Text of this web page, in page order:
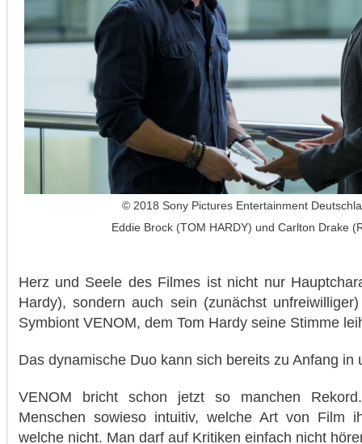
© 2018 Sony Pictures Entertainment
Eddie Brock (TOM HARDY) und Carlton Drake
Herz und Seele des Filmes ist nicht nur
Hardy), sondern auch sein (zunächst
Symbiont VENOM, dem Tom Hardy seine Stimme
Das dynamische Duo kann sich bereits zu Anfang in
VENOM bricht schon jetzt so manchen
Menschen sowieso intuitiv, welche Art von Film
welche nicht. Man darf auf Kritiken einfach nicht